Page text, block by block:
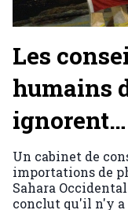
Les
humains
Un cabinet de
importations de
Sahara
conclut qu'il n'y a